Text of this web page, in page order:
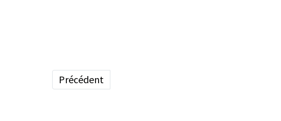
Article précédent : Document d'apport partiel d'actif
Précédent